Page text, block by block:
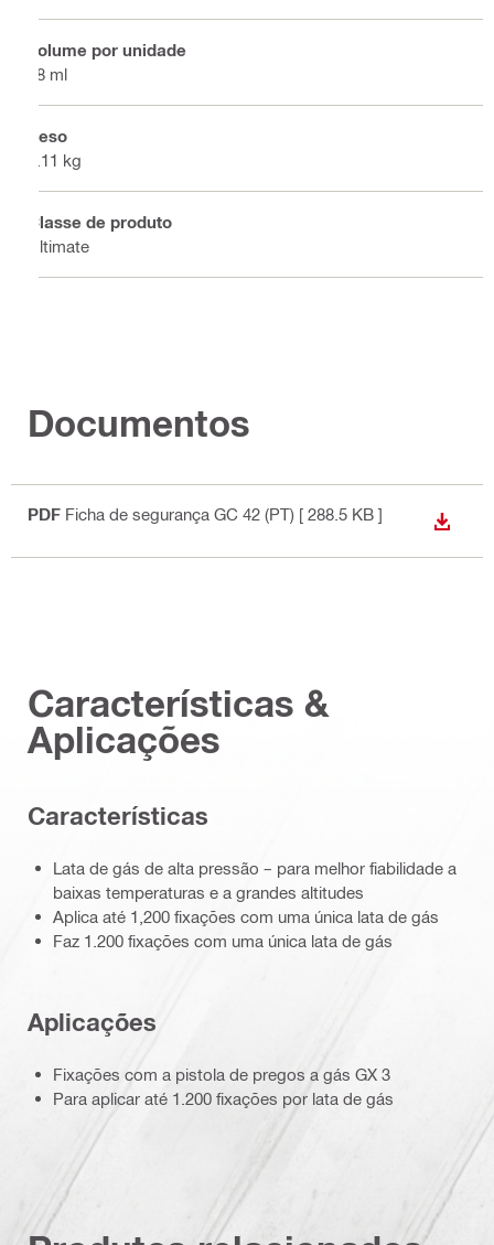
Volume por unidade
98 ml
Peso
0.11 kg
Classe de produto
Ultimate
Documentos
PDF Ficha de segurança GC 42 (PT) [ 288.5 KB ]
Características &
Aplicações
Características
Lata de gás de alta pressão – para melhor fiabilidade a
baixas temperaturas e a grandes altitudes
Aplica até 1,200 fixações com uma única lata de gás
Faz 1.200 fixações com uma única lata de gás
Aplicações
Fixações com a pistola de pregos a gás GX 3
Para aplicar até 1.200 fixações por lata de gás